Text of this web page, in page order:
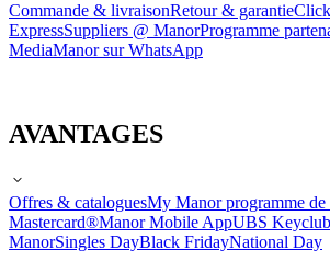
Commande & livraisonRetour & garantie
ExpressSuppliers @ ManorProgramme
MediaManor sur WhatsApp
AVANTAGES
Offres & cataloguesMy Manor programme
Mastercard®Manor Mobile AppUBS Keyclub
ManorSingles DayBlack FridayNational Day